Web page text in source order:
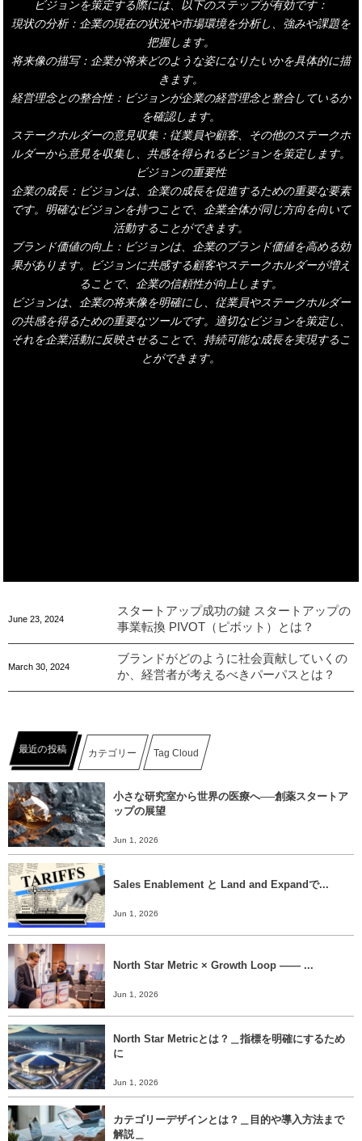
ビジョンを策定する際には、以下のステップが有効です：
現状の分析：企業の現在の状況や市場環境を分析し、強みや課題を
把握します。
将来像の描写：企業が将来どのような姿になりたいかを具体的に描
きます。
経営理念との整合性：ビジョンが企業の経営理念と整合しているか
を確認します。
ステークホルダーの意見収集：従業員や顧客、その他のステークホ
ルダーから意見を収集し、共感を得られるビジョンを策定します。
ビジョンの重要性
企業の成長：ビジョンは、企業の成長を促進するための重要な要素
です。明確なビジョンを持つことで、企業全体が同じ方向を向いて
活動することができます。
ブランド価値の向上：ビジョンは、企業のブランド価値を高める効
果があります。ビジョンに共感する顧客やステークホルダーが増え
ることで、企業の信頼性が向上します。
ビジョンは、企業の将来像を明確にし、従業員やステークホルダー
の共感を得るための重要なツールです。適切なビジョンを策定し、
それを企業活動に反映させることで、持続可能な成長を実現するこ
とができます。
June 23 2024
スタートアップ成功の鍵 スタートアップの
事業転換 PIVOT（ピボット）とは？
March 30 2024
ブランドがどのように社会貢献していくの
か、経営者が考えるべきパーパスとは？
最近の投稿 カテゴリー Tag Cloud
小さな研究室から世界の医療へ──創薬スタートア
ップの展望
Jun 1, 2026
Sales Enablement と Land and Expandで...
Jun 1, 2026
North Star Metric × Growth Loop ―― ...
Jun 1, 2026
North Star Metricとは？＿指標を明確にするため
に
Jun 1, 2026
カテゴリーデザインとは？＿目的や導入方法まで
解説＿